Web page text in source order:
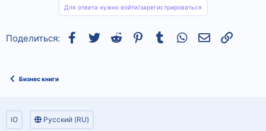
Для ответа нужно войти/зарегистрироваться
Поделиться: Facebook
TwitterReddit Pinterest
Tumblr WhatsAppСсылка
Бизнес книги
iO Русский (RU)